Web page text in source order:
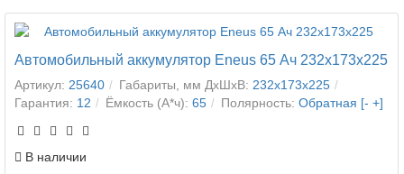
Автомобильный аккумулятор Eneus 65 Ач 232x173x225
Артикул: 25640 Габариты, мм ДхШхВ: 232x173x225
Гарантия: 12 Ёмкость (А*ч): 65 Полярность: Обратная [- +]
В наличии